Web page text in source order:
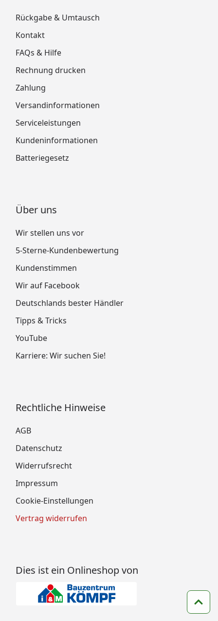
Rückgabe & Umtausch
Kontakt
FAQs & Hilfe
Rechnung drucken
Zahlung
Versandinformationen
Serviceleistungen
Kundeninformationen
Batteriegesetz
Über uns
Wir stellen uns vor
5-Sterne-Kundenbewertung
Kundenstimmen
Wir auf Facebook
Deutschlands bester Händler
Tipps & Tricks
YouTube
Karriere: Wir suchen Sie!
Rechtliche Hinweise
AGB
Datenschutz
Widerrufsrecht
Impressum
Cookie-Einstellungen
Vertrag widerrufen
Dies ist ein Onlineshop von